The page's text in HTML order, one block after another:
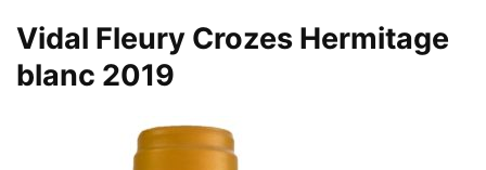
Vidal Fleury Crozes Hermitage
blanc 2019